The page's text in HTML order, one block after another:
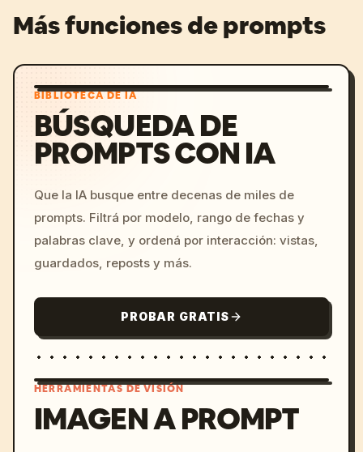
Más funciones de prompts
BIBLIOTECA DE IA
BÚSQUEDA DE
PROMPTS CON IA
Que la IA busque entre decenas de miles de
prompts. Filtrá por modelo, rango de fechas y
palabras clave, y ordená por interacción: vistas,
guardados, reposts y más.
PROBAR GRATIS
HERRAMIENTAS DE VISIÓN
IMAGEN A PROMPT